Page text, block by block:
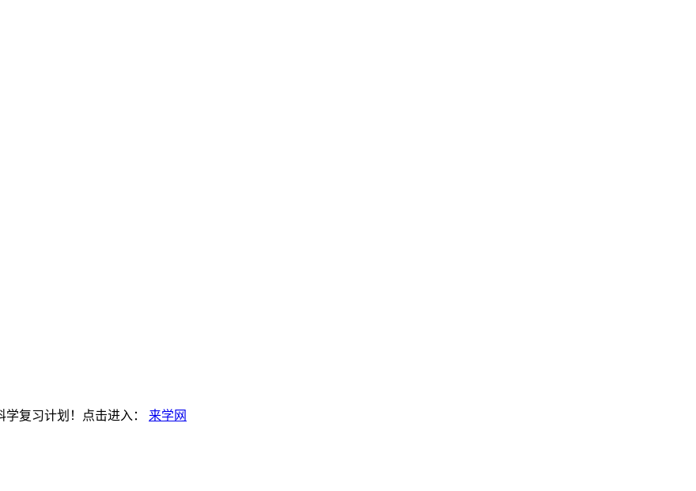
复习计划！点击进入： 来学网